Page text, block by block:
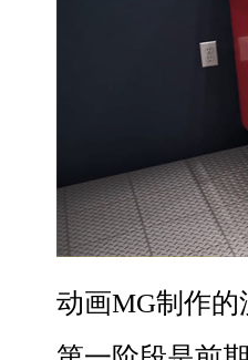
动画MG制作